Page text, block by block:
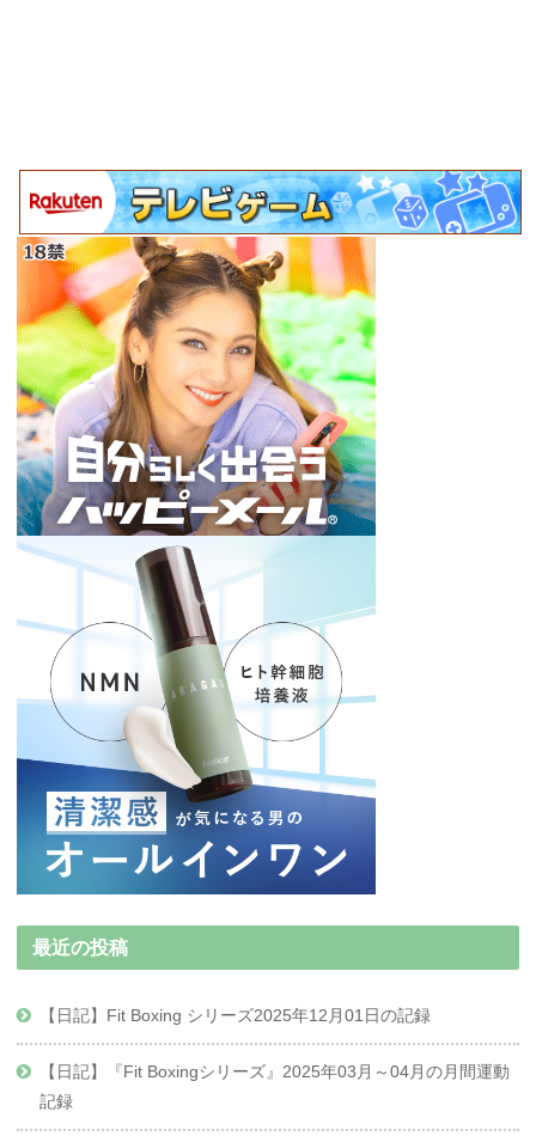
最近の投稿
【日記】Fit Boxing シリーズ2025年12月01日の記録
【日記】『Fit Boxingシリーズ』2025年03月～04月の月間運動
記録